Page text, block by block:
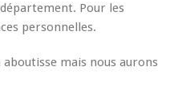
Pour les
personnelles.
aboutisse mais nous aurons